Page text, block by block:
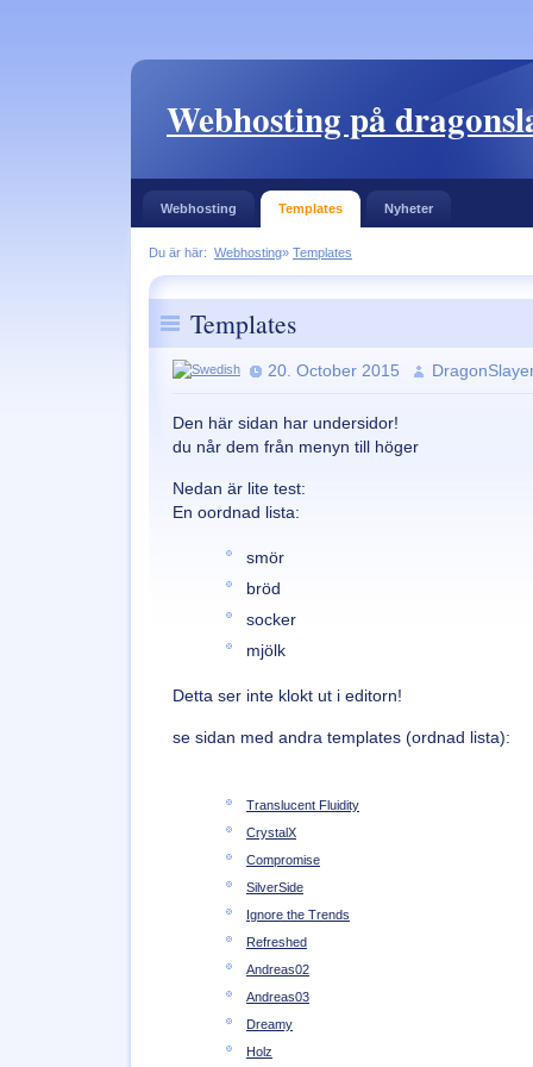
Webhosting på
Webhosting Templates Nyheter
Du är här: Webhosting» Templates
Templates
20. October 2015
Den här sidan har undersidor!
du når dem från menyn till höger
Nedan är lite test:
En oordnad lista:
smör
bröd
socker
mjölk
Detta ser inte klokt ut i editorn!
se sidan med andra templates (ordnad lista):
Translucent Fluidity
CrystalX
Compromise
SilverSide
Ignore the Trends
Refreshed
Andreas02
Andreas03
Dreamy
Holz